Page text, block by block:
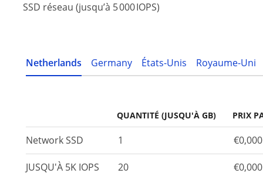
SSD réseau (jusqu’à 5 000 IOPS)
Netherlands Germany États-Unis Royaume-Uni
QUANTITÉ (JUSQU'À GB) PRIX
Network SSD 1
JUSQU'À 5K IOPS 20